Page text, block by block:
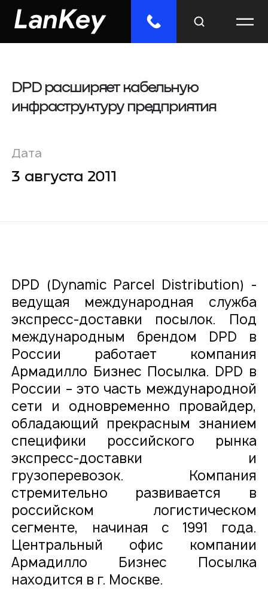
Меню
Главная
ИТ-решения
О компании Карьера
Проекты Контакты
Новости
DPD расширяет кабельную
инфраструктуру предприятия
Дата
3 августа 2011
DPD (Dynamic Parcel Distribution) -
ведущая международная служба
экспресс-доставки посылок. Под
международным брендом DPD в
России работает компания
Армадилло Бизнес Посылка. DPD в
России – это часть международной
сети и одновременно провайдер,
обладающий прекрасным знанием
специфики российского рынка
экспресс-доставки и
грузоперевозок. Компания
стремительно развивается в
российском логистическом
сегменте, начиная с 1991 года.
Центральный офис компании
Армадилло Бизнес Посылка
находится в г. Москве.